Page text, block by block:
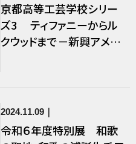
京都高等工芸学校シリー
ズ3 ティファニーからル
クウッドまで－新興アメリ
2024.11.09
令和６年度特別展 和歌